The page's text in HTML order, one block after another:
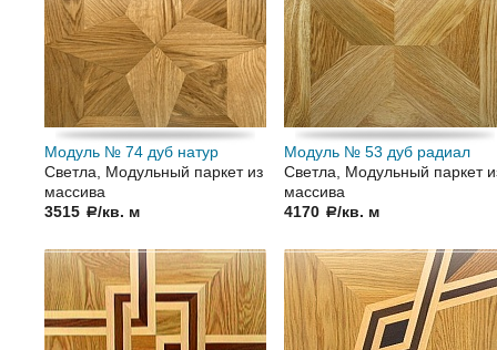
Модуль № 74 дуб натур
Светла, Модульный паркет из
массива
3515 a/кв. м
Модуль № 53 дуб радиал
Светла, Модульный паркет
массива
4170 a/кв. м